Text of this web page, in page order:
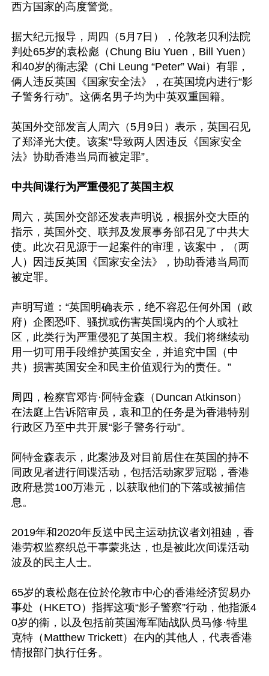
西方国家的高度警觉。
据大纪元报导，周四（5月7日），伦敦老贝利法院
判处65岁的袁松彪（Chung Biu Yuen，Bill Yuen）
和40岁的衞志梁（Chi Leung “Peter” Wai）有罪，
俩人违反英国《国家安全法》，在英国境内进行“影
子警务行动”。这俩名男子均为中英双重国籍。
英国外交部发言人周六（5月9日）表示，英国召见
了郑泽光大使。该案“导致两人因违反《国家安全
法》协助香港当局而被定罪”。
中共间谍行为严重侵犯了英国主权
周六，英国外交部还发表声明说，根据外交大臣的
指示，英国外交、联邦及发展事务部召见了中共大
使。此次召见源于一起案件的审理，该案中，（两
人）因违反英国《国家安全法》，协助香港当局而
被定罪。
声明写道：“英国明确表示，绝不容忍任何外国（政
府）企图恐吓、骚扰或伤害英国境内的个人或社
区，此类行为严重侵犯了英国主权。我们将继续动
用一切可用手段维护英国安全，并追究中国（中
共）损害英国安全和民主价值观行为的责任。”
周四，检察官邓肯·阿特金森（Duncan Atkinson）
在法庭上告诉陪审员，袁和卫的任务是为香港特别
行政区乃至中共开展“影子警务行动”。
阿特金森表示，此案涉及对目前居住在英国的持不
同政见者进行间谍活动，包括活动家罗冠聪，香港
政府悬赏100万港元，以获取他们的下落或被捕信
息。
2019年和2020年反送中民主运动抗议者刘祖廸，香
港劳权监察织总干事蒙兆达，也是被此次间谍活动
波及的民主人士。
65岁的袁松彪在位於伦敦市中心的香港经济贸易办
事处（HKETO）指挥这项“影子警察”行动，他指派4
0岁的衞，以及包括前英国海军陆战队员马修·特里
克特（Matthew Trickett）在内的其他人，代表香港
情报部门执行任务。